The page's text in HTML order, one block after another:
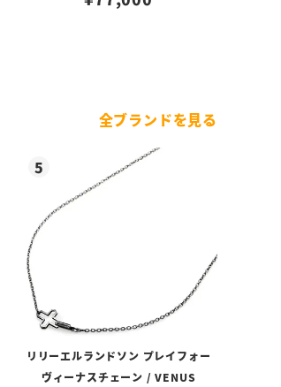
全ブランドを見る
リリーエルランドソン プレイフォー
ヴィーナスチェーン / VENUS